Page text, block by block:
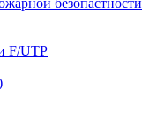
безопастности
F/UTP